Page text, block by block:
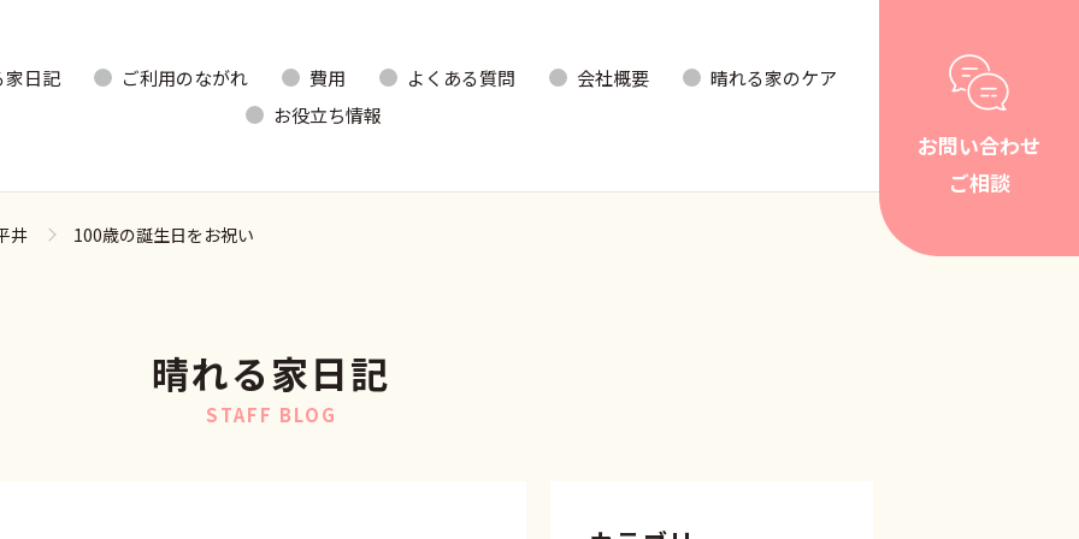
家日記 ご利用のながれ 費用 よくある質問 会社概要
晴れる家のケア
お役立ち情報
お問い合わせ
ご相談
井 100歳の誕生日をお祝い
晴れる家日記
STAFF BLOG